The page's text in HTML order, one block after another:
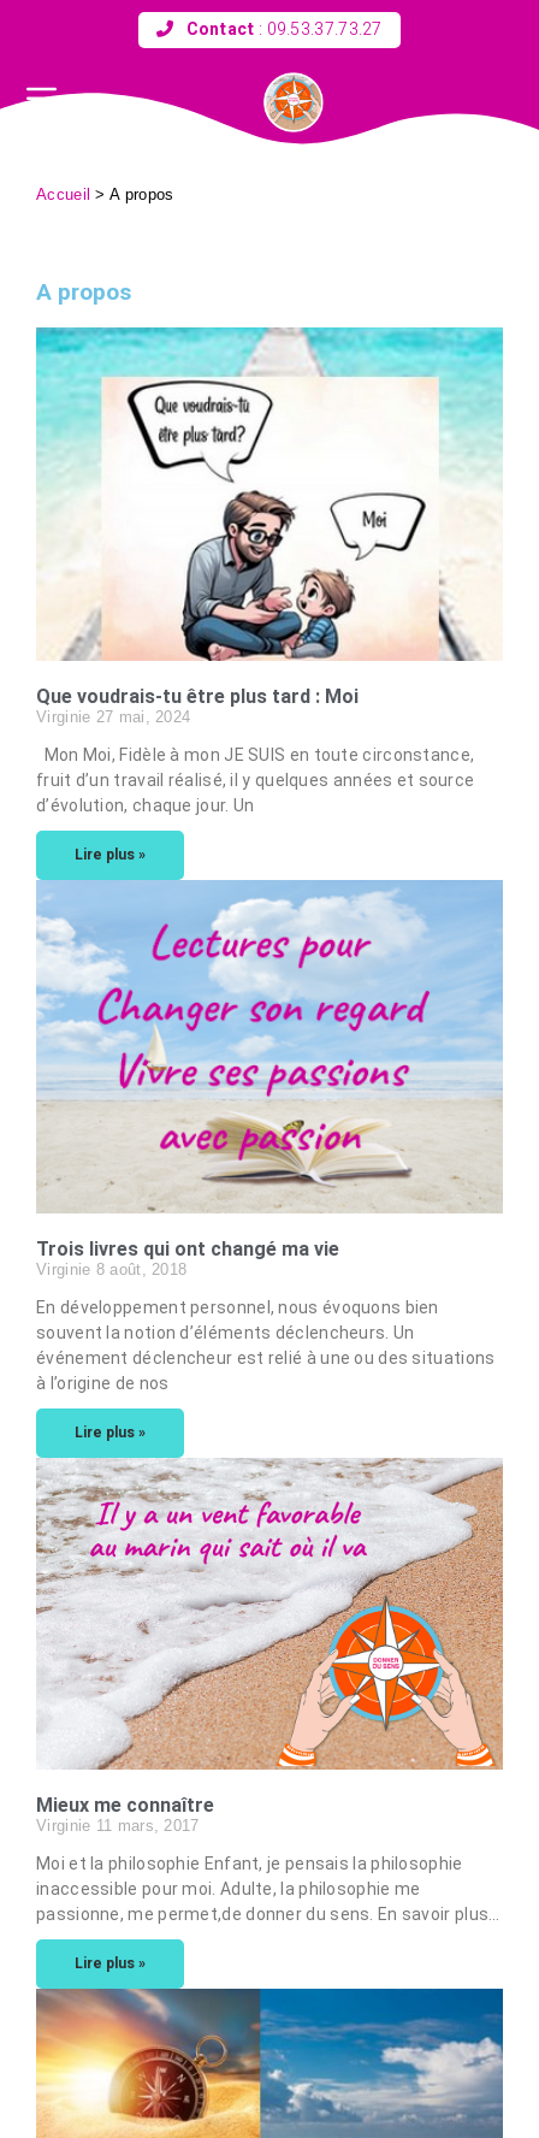
Contact : 09.53.37.73.27
Accueil >A propos
A propos
Que voudrais-tu être plus tard : Moi
Virginie 27 mai, 2024
Mon Moi, Fidèle à mon JE SUIS en toute circonstance,
fruit d’un travail réalisé, il y quelques années et source
d’évolution, chaque jour. Un
Lire plus »
Trois livres qui ont changé ma vie
Virginie 8 août, 2018
En développement personnel, nous évoquons bien
souvent la notion d’éléments déclencheurs. Un
événement déclencheur est relié à une ou des situations
à l’origine de nos
Lire plus »
Mieux me connaître
Virginie 11 mars, 2017
Moi et la philosophie Enfant, je pensais la philosophie
inaccessible pour moi. Adulte, la philosophie me
passionne, me permet,de donner du sens. En savoir plus…
Lire plus »